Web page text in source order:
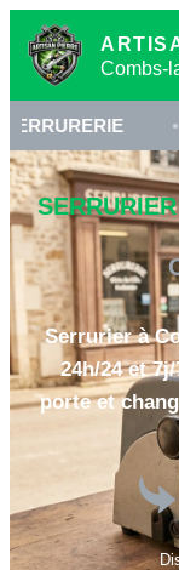
Combs-
•
Serrurier à
24h/24 et
porte et